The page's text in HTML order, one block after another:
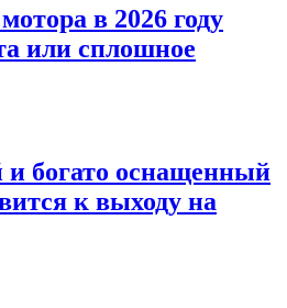
в 2026 году
или сплошное
богато оснащенный
к выходу на